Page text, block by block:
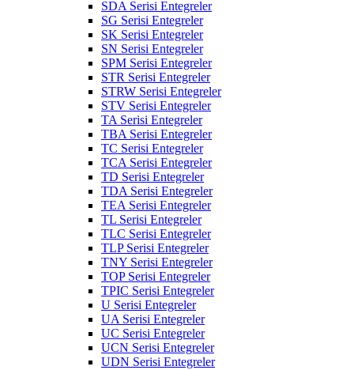
SDA Serisi Entegreler
SG Serisi Entegreler
SK Serisi Entegreler
SN Serisi Entegreler
SPM Serisi Entegreler
STR Serisi Entegreler
STRW Serisi Entegreler
STV Serisi Entegreler
TA Serisi Entegreler
TBA Serisi Entegreler
TC Serisi Entegreler
TCA Serisi Entegreler
TD Serisi Entegreler
TDA Serisi Entegreler
TEA Serisi Entegreler
TL Serisi Entegreler
TLC Serisi Entegreler
TLP Serisi Entegreler
TNY Serisi Entegreler
TOP Serisi Entegreler
TPIC Serisi Entegreler
U Serisi Entegreler
UA Serisi Entegreler
UC Serisi Entegreler
UCN Serisi Entegreler
UDN Serisi Entegreler